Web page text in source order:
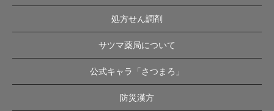
処方せん調剤
サツマ薬局について
公式キャラ「さつまろ」
防災漢方